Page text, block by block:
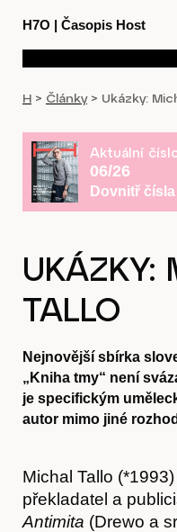
H7O | Časopis Host
H > Články > Ukázky:
Aktuální
06/26
Dovnitř čísla
UKÁZKY:
TALLO
Nejnovější sbírka
„Kniha tmy“ není
je specifickým
autor mimo jiné
Michal Tallo
překladatel a
Antimita (Drewo a